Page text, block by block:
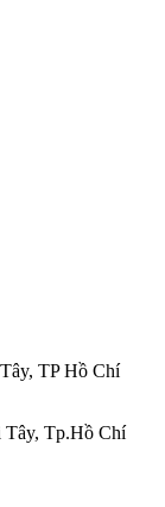
TP Hồ Chí
Tây, Tp.Hồ Chí